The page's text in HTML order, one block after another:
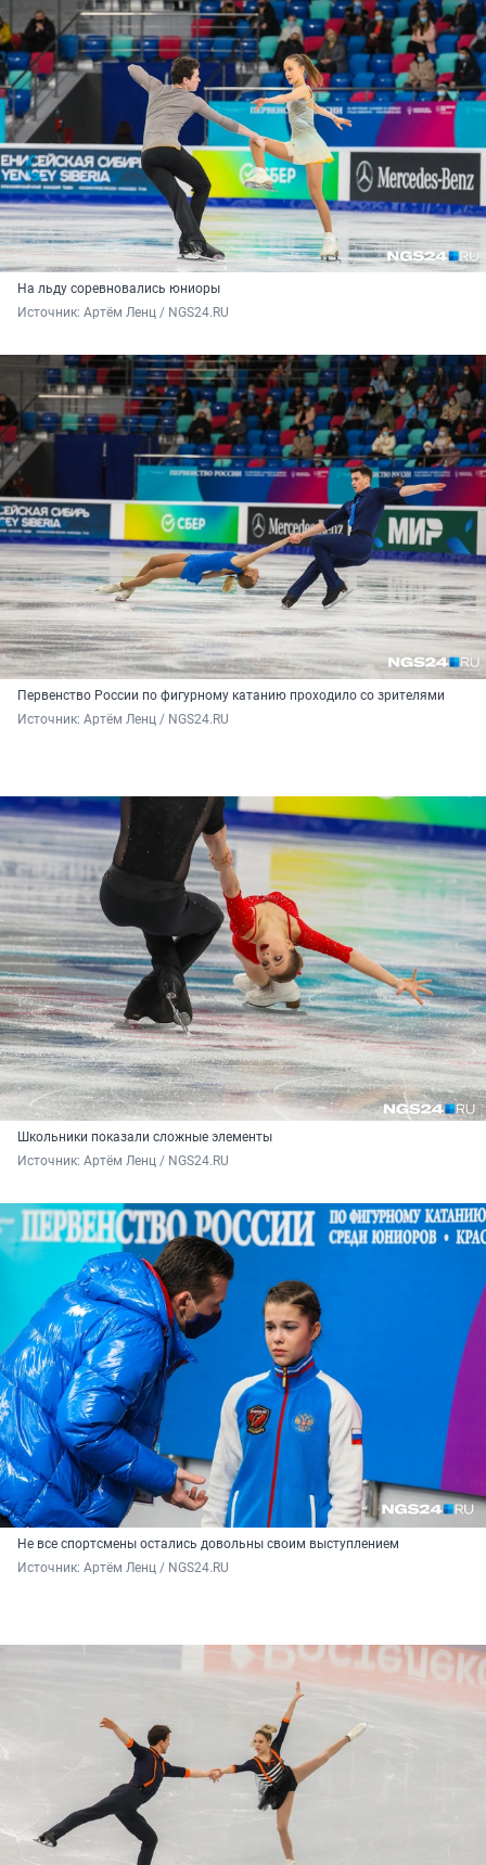
На льду соревновались юниоры
Источник: Артём Ленц / NGS24.RU
Первенство России по фигурному катанию проходило со зрителями
Источник: Артём Ленц / NGS24.RU
Школьники показали сложные элементы
Источник: Артём Ленц / NGS24.RU
Не все спортсмены остались довольны своим выступлением
Источник: Артём Ленц / NGS24.RU